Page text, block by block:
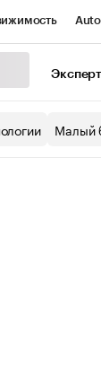
Малый